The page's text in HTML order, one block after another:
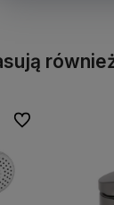
Do ulubionych